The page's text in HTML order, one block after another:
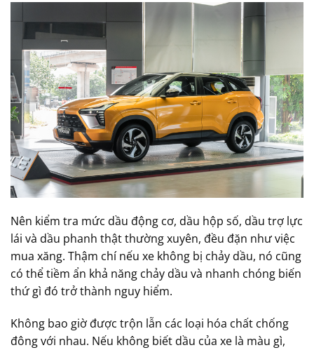
Nên kiểm tra mức dầu động cơ, dầu hộp số, dầu trợ lực
lái và dầu phanh thật thường xuyên, đều đặn như việc
mua xăng. Thậm chí nếu xe không bị chảy dầu, nó cũng
có thể tiềm ẩn khả năng chảy dầu và nhanh chóng biến
thứ gì đó trở thành nguy hiểm.
Không bao giờ được trộn lẫn các loại hóa chất chống
đông với nhau. Nếu không biết dầu của xe là màu gì,